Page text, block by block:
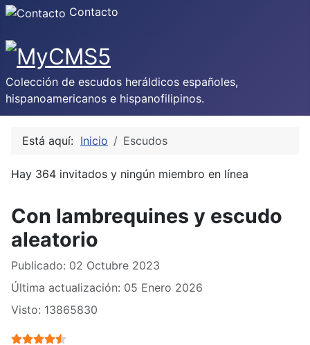
Contacto
Colección de escudos heráldicos españoles,
hispanoamericanos e hispanofilipinos.
Está aquí: Inicio Escudos
Hay 364 invitados y ningún miembro en línea
Con lambrequines y escudo
aleatorio
Publicado: 02 Octubre 2023
Última actualización: 05 Enero 2026
Visto: 13865830
Ratio:4.5/